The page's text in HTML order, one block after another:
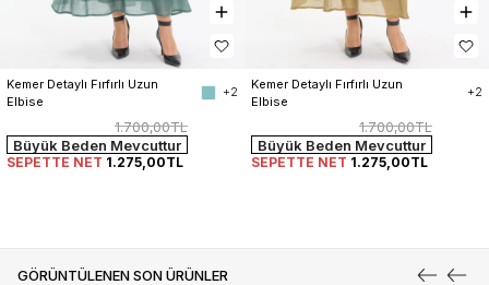
Kemer Detaylı Fırfırlı Uzun
Elbise
+2
1.700,00TL
Büyük Beden Mevcuttur
SEPETTE NET 1.275,00TL
Kemer Detaylı Fırfırlı Uzun
Elbise
+2
1.700,00TL
Büyük Beden Mevcuttur
SEPETTE NET 1.275,00TL
GÖRÜNTÜLENEN SON ÜRÜNLER